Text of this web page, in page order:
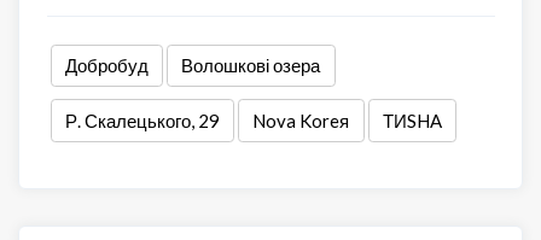
Добробуд Волошкові озера
Р. Скалецького, 29 Nova Koreя ТИSHA